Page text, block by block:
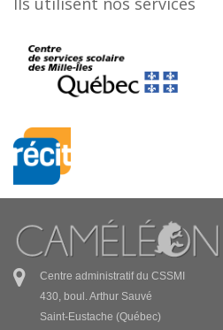
Centre administratif du CSSMI
430, boul. Arthur Sauvé
Saint-Eustache (Québec)